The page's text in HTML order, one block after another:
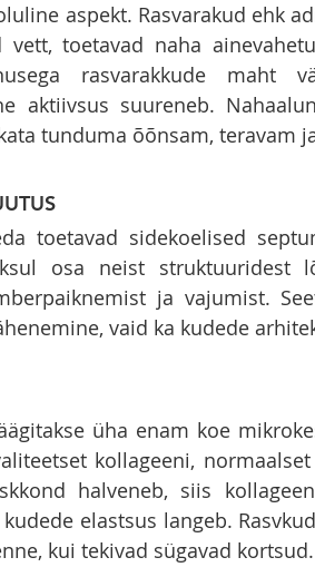
aspekt. Rasvarakud ehk
toetavad naha
rasvarakkude maht
aktiivsus suureneb.
tunduma õõnsam, teravam
toetavad sidekoelised
osa neist struktuuridest
ja vajumist.
vaid ka kudede
üha enam koe
kollageeni,
halveneb, siis
elastsus langeb.
kui tekivad sügavad kortsud.